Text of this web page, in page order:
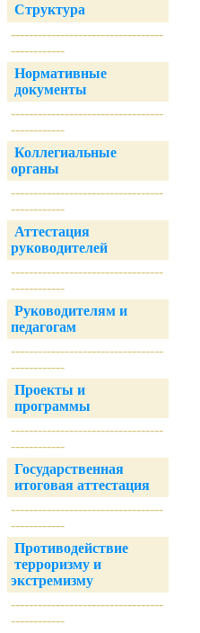
Структура
----------------------------------
------------
Нормативные
документы
----------------------------------
------------
Коллегиальные
органы
----------------------------------
------------
Аттестация
руководителей
----------------------------------
------------
Руководителям и
педагогам
----------------------------------
------------
Проекты и
программы
----------------------------------
------------
Государственная
итоговая аттестация
----------------------------------
------------
Противодействие
терроризму и
экстремизму
----------------------------------
------------